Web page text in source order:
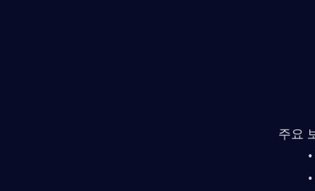
주요